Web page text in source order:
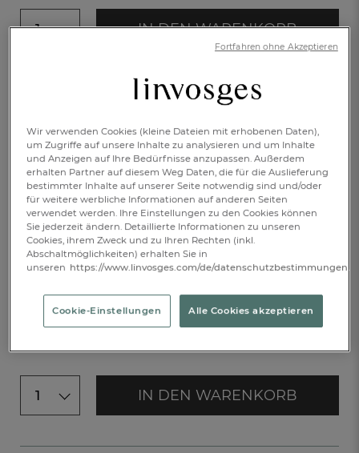
1 IN DEN WARENKORB
Artikelnr.: 999252001
90x190cm 90x200cm 100x200cm
140x200cm 160x200cm
€ 54,-
1 IN DEN WARENKORB
Wir verwenden Cookies (kleine Dateien mit erhobenen Daten),
um Zugriffe auf unsere Inhalte zu analysieren und um Inhalte
und Anzeigen auf Ihre Bedürfnisse anzupassen. Außerdem
erhalten Partner auf diesem Weg Daten, die für die Auslieferung
bestimmter Inhalte auf unserer Seite notwendig sind und/oder
für weitere werbliche Informationen auf anderen Seiten
verwendet werden. Ihre Einstellungen zu den Cookies können
Sie jederzeit ändern. Detaillierte Informationen zu unseren
Cookies, ihrem Zweck und zu Ihren Rechten (inkl.
Abschaltmöglichkeiten) erhalten Sie in
unseren https://www.linvosges.com/de/
Cookie-Einstellungen Alle Cookies akzeptieren
Fortfahren ohne Akzeptieren